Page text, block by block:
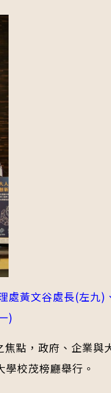
處黃文谷處長(左九)
)
點，政府、企業與
校茂榜廳舉行。